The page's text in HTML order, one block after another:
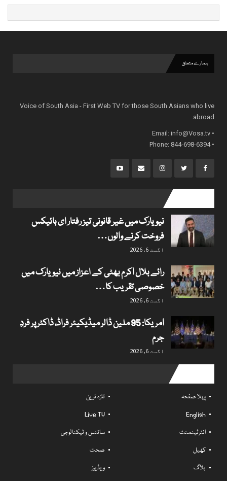
ہمارے متعلق
Voice of South Asia - First Web TV for those South Asians who live
abroad.
• Email:
info@Vosa.tv
• Phone: 844-698-6394
نیویارک میں غیر قانونی تیز رفتار ای بائیکس
فروخت کرنے والوں…
اگست 6, 2026
رائے بلال اکرم بھٹی کے اعزاز میں نیویارک میں
خصوصی تقریب کا…
اگست 6, 2026
امریکا: 95 ملین ڈالر میڈیکیئر فراڈ، ڈاکٹر پر فردِ
جرم
اگست 6, 2026
پہلا صفحہ
تازہ ترین
English
Live TV
انٹرٹینمنٹ
سائنس و ٹیکنالوجی
کھیل
صحت
بلاگ
ویڈیوز